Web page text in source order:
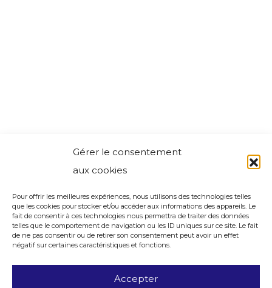
Gérer le consentement
aux cookies
Pour offrir les meilleures expériences, nous utilisons des technologies telles
que les cookies pour stocker et/ou accéder aux informations des appareils. Le
fait de consentir à ces technologies nous permettra de traiter des données
telles que le comportement de navigation ou les ID uniques sur ce site. Le fait
de ne pas consentir ou de retirer son consentement peut avoir un effet
négatif sur certaines caractéristiques et fonctions.
Accepter